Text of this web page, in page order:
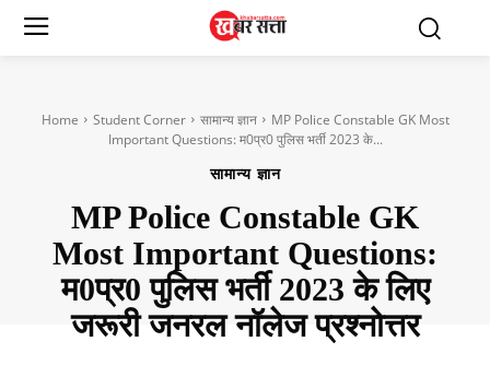
Home Student Corner सामान्य ज्ञान
MP Police Constable GK Most
Important Questions: म0प्र0 पुलिस भर्ती 2023 के...
सामान्य ज्ञान
MP Police Constable GK
Most Important Questions:
म0प्र0 पुलिस भर्ती 2023 के लिए
जरूरी जनरल नॉलेज प्रश्नोत्तर